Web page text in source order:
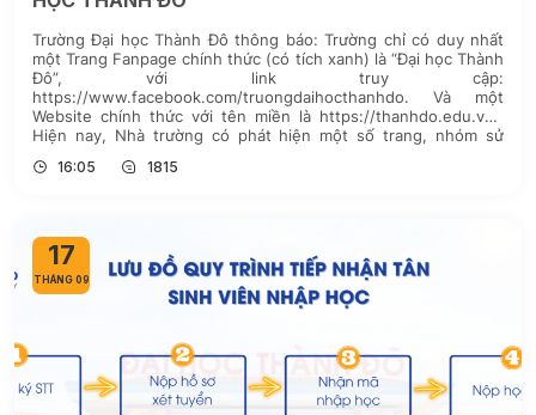
Trường Đại học Thành Đô thông báo: Trường chỉ có duy nhất
một Trang Fanpage chính thức (có tích xanh) là “Đại học Thành
Đô”, với link truy cập:
https://www.facebook.com/truongdaihocthanhdo. Và một
Website chính thức với tên miền là https://thanhdo.edu.vn.
Hiện nay, Nhà trường có phát hiện một số trang, nhóm sử
16:05 1815
17
THÁNG 09